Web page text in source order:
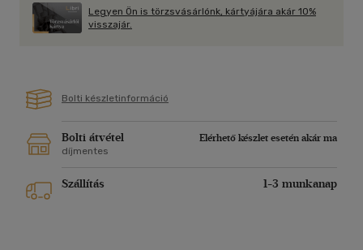
hinni akarnak, örökre elveszett. A gonosz közöttük jár ? És
csak egy tolókocsis kisfiú elég bátor ahhoz, hogy
szembenézzen vele.
Legyen Ön is törzsvásárlónk, kártyájára akár 10%
visszajár.
Bolti készletinformáció
Bolti átvétel
Elérhető készlet esetén akár ma
díjmentes
Szállítás 1-3 munkanap